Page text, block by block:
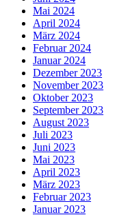
Mai 2024
April 2024
März 2024
Februar 2024
Januar 2024
Dezember 2023
November 2023
Oktober 2023
September 2023
August 2023
Juli 2023
Juni 2023
Mai 2023
April 2023
März 2023
Februar 2023
Januar 2023